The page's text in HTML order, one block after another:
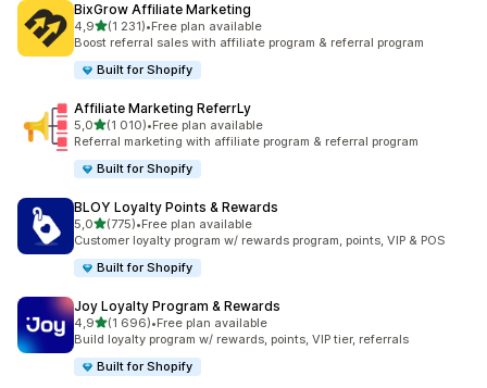
BixGrow Affiliate Marketing
4,9av 5 stjerner
(1 231)
Totalt 1231 omtaler
•Free plan available
Boost referral sales with affiliate program & referral program
Built for Shopify
Affiliate Marketing ReferrLy
5,0av 5 stjerner
(1 010)
Totalt 1010 omtaler
•Free plan available
Referral marketing with affiliate program & referral program
Built for Shopify
BLOY Loyalty Points & Rewards
5,0av 5 stjerner
(775)
Totalt 775 omtaler
•Free plan available
Customer loyalty program w/ rewards program, points, VIP & POS
Built for Shopify
Joy Loyalty Program & Rewards
4,9av 5 stjerner
(1 696)
Totalt 1696 omtaler
•Free plan available
Build loyalty program w/ rewards, points, VIP tier, referrals
Built for Shopify